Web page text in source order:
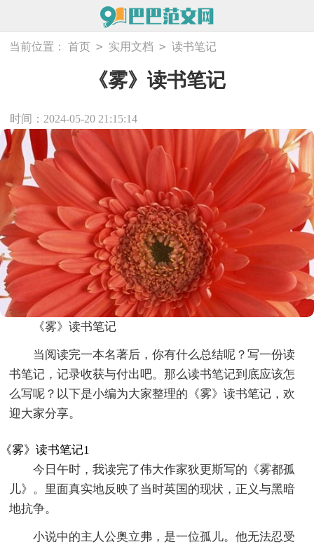
当前位置： 首页 > 实用文档 > 读书笔记
《雾》读书笔记
时间：2024-05-20 21:15:14
《雾》读书笔记
当阅读完一本名著后，你有什么总结呢？写一份读
书笔记，记录收获与付出吧。那么读书笔记到底应该怎
么写呢？以下是小编为大家整理的《雾》读书笔记，欢
迎大家分享。
《雾》读书笔记1
今日午时，我读完了伟大作家狄更斯写的《雾都孤
儿》。里面真实地反映了当时英国的现状，正义与黑暗
地抗争。
小说中的主人公奥立弗，是一位孤儿。他无法忍受